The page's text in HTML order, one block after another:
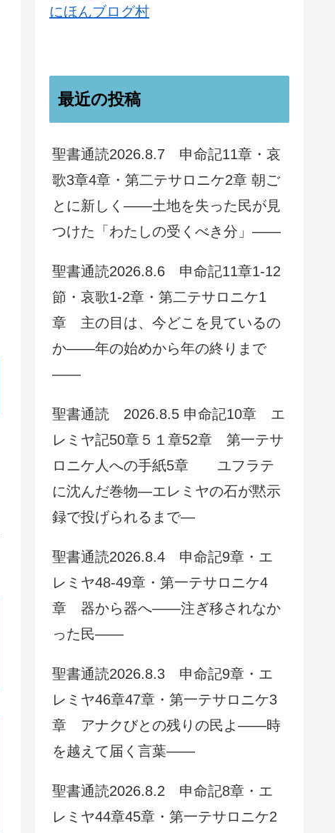
にほんブログ村
最近の投稿
聖書通読2026.8.7 申命記11章・哀
歌3章4章・第二テサロニケ2章 朝ご
とに新しく——土地を失った民が見
つけた「わたしの受くべき分」——
聖書通読2026.8.6 申命記11章1-12
節・哀歌1-2章・第二テサロニケ1
章 主の目は、今どこを見ているの
か——年の始めから年の終りまで
——
聖書通読 2026.8.5 申命記10章 エ
レミヤ記50章５１章52章 第一テサ
ロニケ人への手紙5章 ユフラテ
に沈んだ巻物—エレミヤの石が黙示
録で投げられるまで—
聖書通読2026.8.4 申命記9章・エ
レミヤ48-49章・第一テサロニケ4
章 器から器へ——注ぎ移されなか
った民——
聖書通読2026.8.3 申命記9章・エ
レミヤ46章47章・第一テサロニケ3
章 アナクびとの残りの民よ——時
を越えて届く言葉——
聖書通読2026.8.2 申命記8章・エ
レミヤ44章45章・第一テサロニケ2